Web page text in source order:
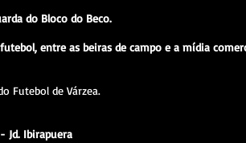
do Bloco do Beco.
entre as beiras de campo e a mídia
Futebol de Várzea.
Jd. Ibirapuera